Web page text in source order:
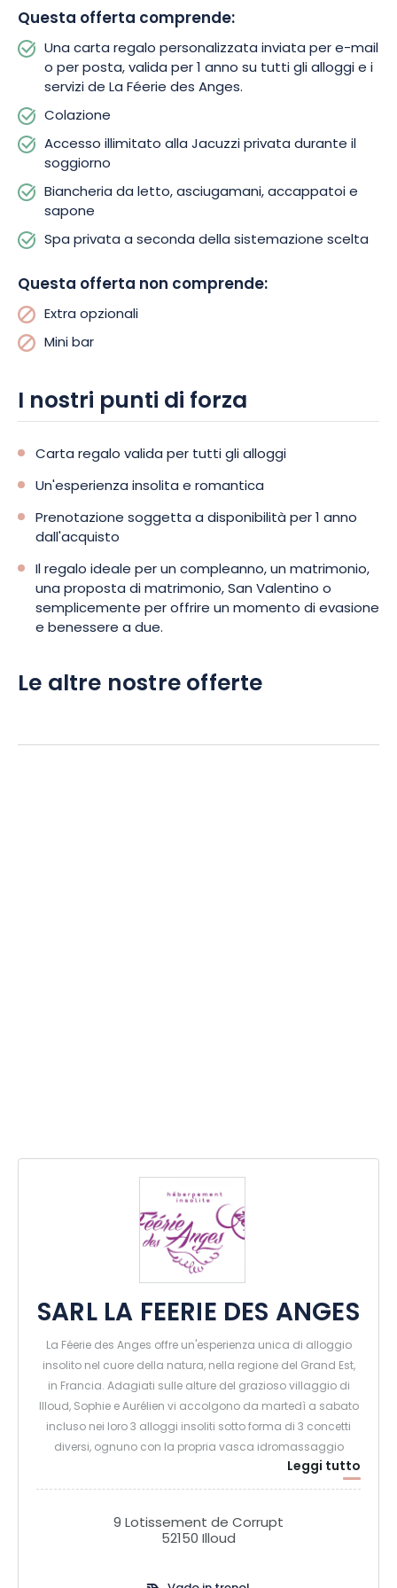
incontrano. Prenotate subito o richiedete informazioni per fare
un regalo che si trasformerà in un ricordo indimenticabile.
Questa offerta comprende:
Una carta regalo personalizzata inviata per e-mail
o per posta, valida per 1 anno su tutti gli alloggi e i
servizi de La Féerie des Anges.
Colazione
Accesso illimitato alla Jacuzzi privata durante il
soggiorno
Biancheria da letto, asciugamani, accappatoi e
sapone
Spa privata a seconda della sistemazione scelta
Questa offerta non comprende:
Extra opzionali
Mini bar
I nostri punti di forza
Carta regalo valida per tutti gli alloggi
Un'esperienza insolita e romantica
Prenotazione soggetta a disponibilità per 1 anno
dall'acquisto
Il regalo ideale per un compleanno, un matrimonio,
una proposta di matrimonio, San Valentino o
semplicemente per offrire un momento di evasione
e benessere a due.
Le altre nostre offerte
SARL LA FEERIE DES ANGES
La Féerie des Anges offre un'esperienza unica di alloggio
insolito nel cuore della natura, nella regione del Grand Est,
in Francia. Adagiati sulle alture del grazioso villaggio di
Illoud, Sophie e Aurélien vi accolgono da martedì a sabato
incluso nei loro 3 alloggi insoliti sotto forma di 3 concetti
diversi, ognuno con la propria vasca idromassaggio
privata: - Dormire sotto le stelle in una sfera trasparente.
- Dormire sotto le stelle in una sfera trasparente; - Dormire
incantata; - Dormire in alto nel lusso in una casa
Leggi tutto
9 Lotissement de Corrupt
52150 Illoud